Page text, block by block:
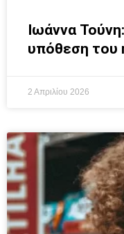
Ιωάννα
υπόθεση του
2 Απριλίου 2026